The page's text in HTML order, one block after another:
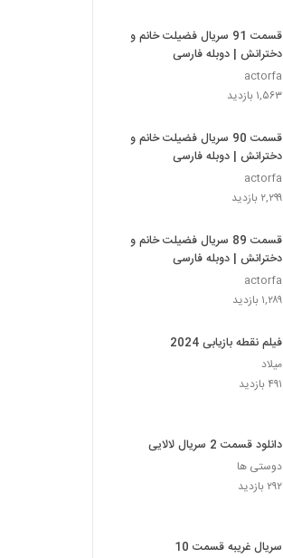
قسمت 91 سریال فضیلت خانم و
دخترانش | دوبله فارسی
actorfa
۱,۵۶۳ بازدید
قسمت 90 سریال فضیلت خانم و
دخترانش | دوبله فارسی
actorfa
۲,۲۹۹ بازدید
قسمت 89 سریال فضیلت خانم و
دخترانش | دوبله فارسی
actorfa
۱,۲۸۹ بازدید
فیلم نقطه بازیابی 2024
میلاد
۴۹۱ بازدید
دانلود قسمت 2 سریال لالایی
دوستی ها
۲۹۲ بازدید
سریال غریبه قسمت 10